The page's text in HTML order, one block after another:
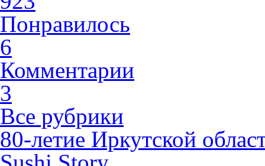
Понравилось
6
Комментарии
3
Все рубрики
80-летие Иркутской